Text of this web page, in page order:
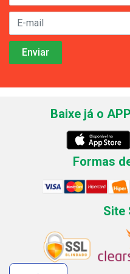
Baixe já o
Formas
Site